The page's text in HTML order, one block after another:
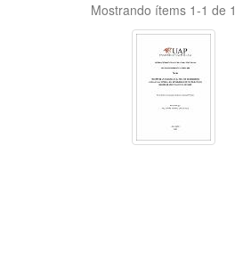
Mostrando ítems 1-1 de 1